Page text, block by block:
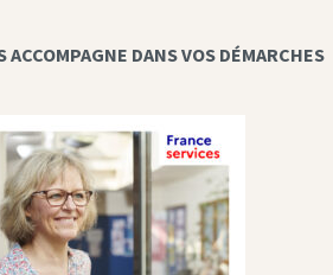
ACCOMPAGNE DANS VOS DÉMARCHES